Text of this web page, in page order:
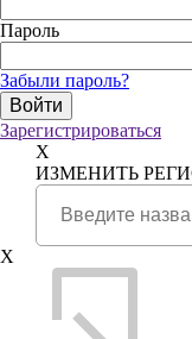
Пароль
Забыли пароль?
Зарегистрироваться
X
ИЗМЕНИТЬ
X